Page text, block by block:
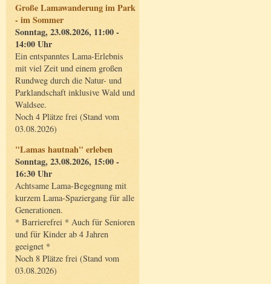
Große Lamawanderung im Park
- im Sommer
Sonntag, 23.08.2026, 11:00 -
14:00 Uhr
Ein entspanntes Lama-Erlebnis
mit viel Zeit und einem großen
Rundweg durch die Natur- und
Parklandschaft inklusive Wald und
Waldsee.
Noch 4 Plätze frei (Stand vom
03.08.2026)
"Lamas hautnah" erleben
Sonntag, 23.08.2026, 15:00 -
16:30 Uhr
Achtsame Lama-Begegnung mit
kurzem Lama-Spaziergang für alle
Generationen.
* Barrierefrei * Auch für Senioren
und für Kinder ab 4 Jahren
geeignet *
Noch 8 Plätze frei (Stand vom
03.08.2026)